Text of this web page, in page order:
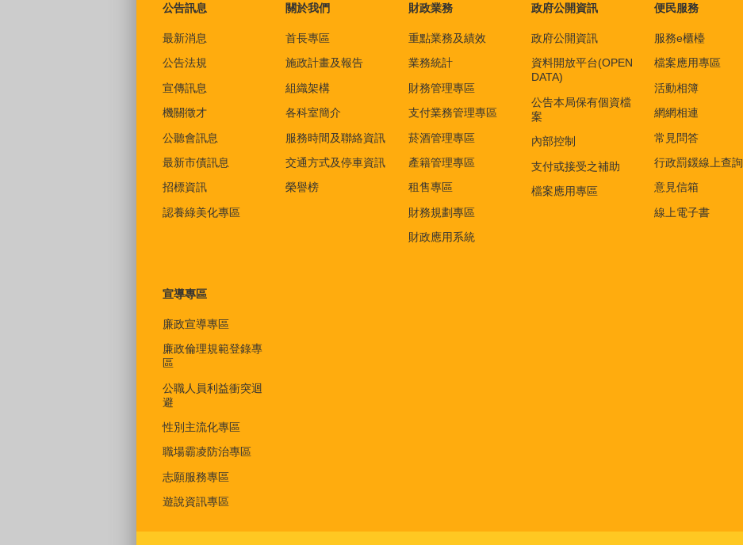
公告訊息
最新消息
公告法規
宣傳訊息
機關徵才
公聽會訊息
最新市債訊息
招標資訊
認養綠美化專區
關於我們
首長專區
施政計畫及報告
組織架構
各科室簡介
服務時間及聯絡資訊
交通方式及停車資訊
榮譽榜
財政業務
重點業務及績效
業務統計
財務管理專區
支付業務管理專區
菸酒管理專區
產籍管理專區
租售專區
財務規劃專區
財政應用系統
政府公開資訊
政府公開資訊
資料開放平台(OPEN
DATA)
公告本局保有個資檔
案
內部控制
支付或接受之補助
檔案應用專區
便民服務
服務e櫃檯
檔案應用專區
活動相簿
網網相連
常見問答
行政罰鍰線上查詢
意見信箱
線上電子書
宣導專區
廉政宣導專區
廉政倫理規範登錄專
區
公職人員利益衝突迴
避
性別主流化專區
職場霸凌防治專區
志願服務專區
遊說資訊專區